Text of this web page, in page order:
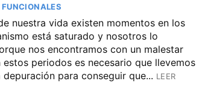
nuestra vida existen momentos en los
está saturado y nosotros lo
nos encontramos con un malestar
estos periodos es necesario que llevemos
depuración para conseguir que... LEER